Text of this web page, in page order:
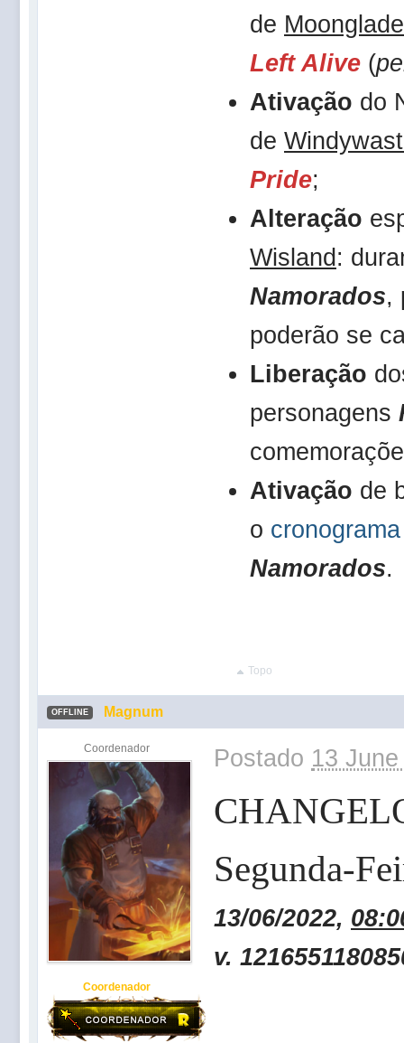
de Moonglade
Left Alive (
Ativação do
de
Pride;
Alteração
Wisland:
Namorados,
poderão se
Liberação
personagens
Ativação de
o
Namorados.
Topo
OFFLINE Magnum
Coordenador
Coordenador
Postado 13
Segunda-
13/06/2022,
v.